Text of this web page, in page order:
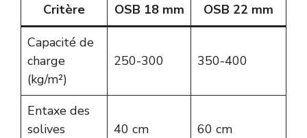
Critère OSB 18 mm
OSB 22 mm
Capacité de
charge
(kg/m²)
250-300 350-400
Entaxe des
solives
40 cm 60 cm